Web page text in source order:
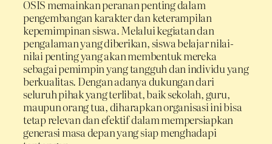
OSIS memainkan peranan penting dalam
pengembangan karakter dan keterampilan
kepemimpinan siswa. Melalui kegiatan dan
pengalaman yang diberikan, siswa belajar nilai-
nilai penting yang akan membentuk mereka
sebagai pemimpin yang tangguh dan individu yang
berkualitas. Dengan adanya dukungan dari
seluruh pihak yang terlibat, baik sekolah, guru,
maupun orang tua, diharapkan organisasi ini bisa
tetap relevan dan efektif dalam mempersiapkan
generasi masa depan yang siap menghadapi